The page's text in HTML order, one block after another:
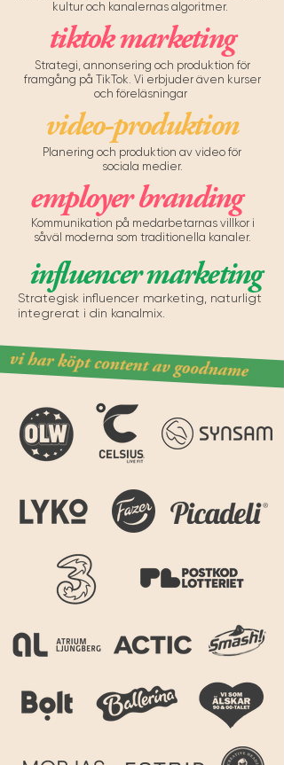
kultur och kanalernas algoritmer.
tiktok marketing
Strategi, annonsering och produktion för
framgång på TikTok. Vi erbjuder även kurser
och föreläsningar
video-produktion
Planering och produktion av video för
sociala medier.
employer branding
Kommunikation på medarbetarnas villkor i
såväl moderna som traditionella kanaler.
influencer marketing
Strategisk influencer marketing, naturligt
integrerat i din kanalmix.